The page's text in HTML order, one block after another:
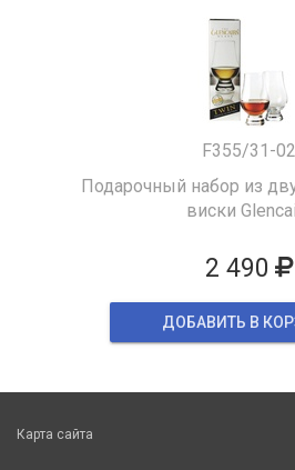
F355/31-02
Подарочный набор из
виски
2 490
ДОБАВИТЬ В
Карта сайта